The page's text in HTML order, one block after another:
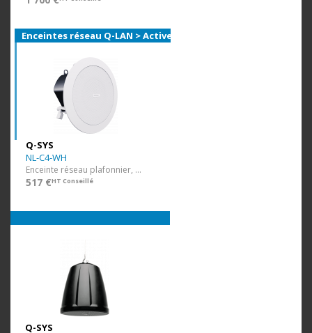
Enceintes réseau Q-LAN > Actives
Q-SYS
NL-C4-WH
Enceinte réseau plafonnier, 4" large bande, POE/POE+
517 €HT Conseillé
Q-SYS